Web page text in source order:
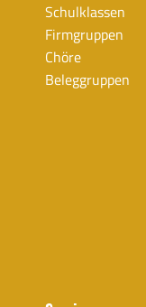
Schulklassen
Firmgruppen
Chöre
Beleggruppen